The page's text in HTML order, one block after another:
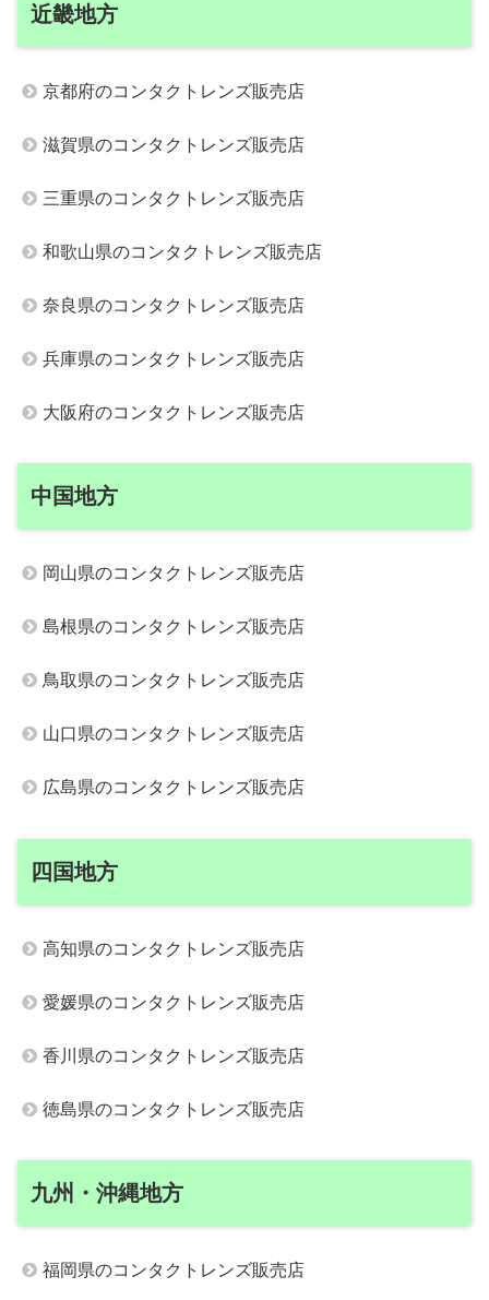
近畿地方
京都府のコンタクトレンズ販売店
滋賀県のコンタクトレンズ販売店
三重県のコンタクトレンズ販売店
和歌山県のコンタクトレンズ販売店
奈良県のコンタクトレンズ販売店
兵庫県のコンタクトレンズ販売店
大阪府のコンタクトレンズ販売店
中国地方
岡山県のコンタクトレンズ販売店
島根県のコンタクトレンズ販売店
鳥取県のコンタクトレンズ販売店
山口県のコンタクトレンズ販売店
広島県のコンタクトレンズ販売店
四国地方
高知県のコンタクトレンズ販売店
愛媛県のコンタクトレンズ販売店
香川県のコンタクトレンズ販売店
徳島県のコンタクトレンズ販売店
九州・沖縄地方
福岡県のコンタクトレンズ販売店